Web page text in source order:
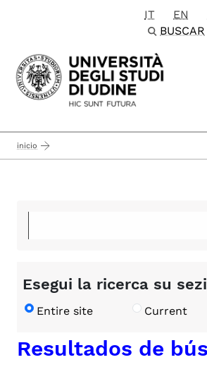
Passa al contenuto
IT EN
BUSCAR
inicio
Esegui la ricerca su
Entire site Current
Resultados de